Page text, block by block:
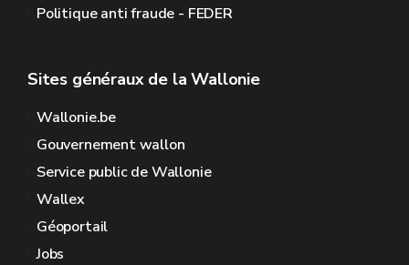
Politique anti fraude - FEDER
Sites généraux de la Wallonie
Wallonie.be
Gouvernement wallon
Service public de Wallonie
Wallex
Géoportail
Jobs